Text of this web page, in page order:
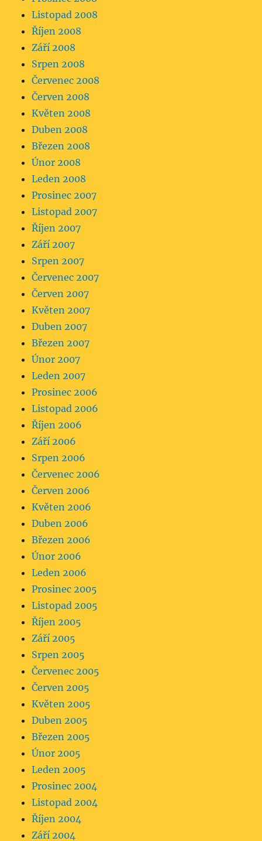
Listopad 2008
Říjen 2008
Září 2008
Srpen 2008
Červenec 2008
Červen 2008
Květen 2008
Duben 2008
Březen 2008
Únor 2008
Leden 2008
Prosinec 2007
Listopad 2007
Říjen 2007
Září 2007
Srpen 2007
Červenec 2007
Červen 2007
Květen 2007
Duben 2007
Březen 2007
Únor 2007
Leden 2007
Prosinec 2006
Listopad 2006
Říjen 2006
Září 2006
Srpen 2006
Červenec 2006
Červen 2006
Květen 2006
Duben 2006
Březen 2006
Únor 2006
Leden 2006
Prosinec 2005
Listopad 2005
Říjen 2005
Září 2005
Srpen 2005
Červenec 2005
Červen 2005
Květen 2005
Duben 2005
Březen 2005
Únor 2005
Leden 2005
Prosinec 2004
Listopad 2004
Říjen 2004
Září 2004